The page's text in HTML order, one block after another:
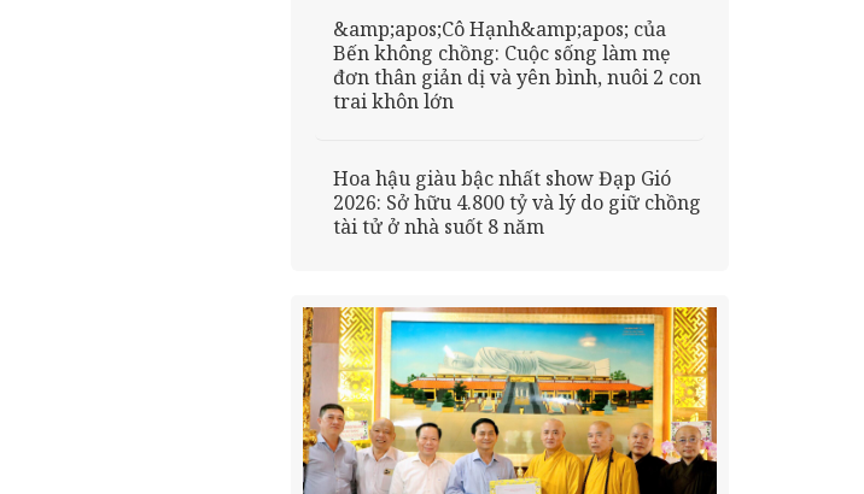
&amp;apos;Cô Hạnh&amp;apos; của
Bến không chồng: Cuộc sống làm mẹ
đơn thân giản dị và yên bình, nuôi 2 con
trai khôn lớn
Hoa hậu giàu bậc nhất show Đạp Gió
2026: Sở hữu 4.800 tỷ và lý do giữ chồng
tài tử ở nhà suốt 8 năm